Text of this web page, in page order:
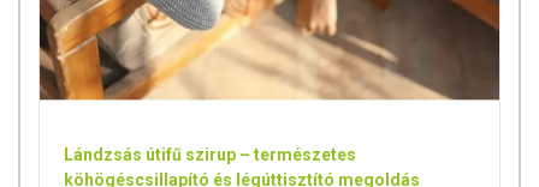
Lándzsás útifű szirup – természetes
köhögéscsillapító és légúttisztító megoldás